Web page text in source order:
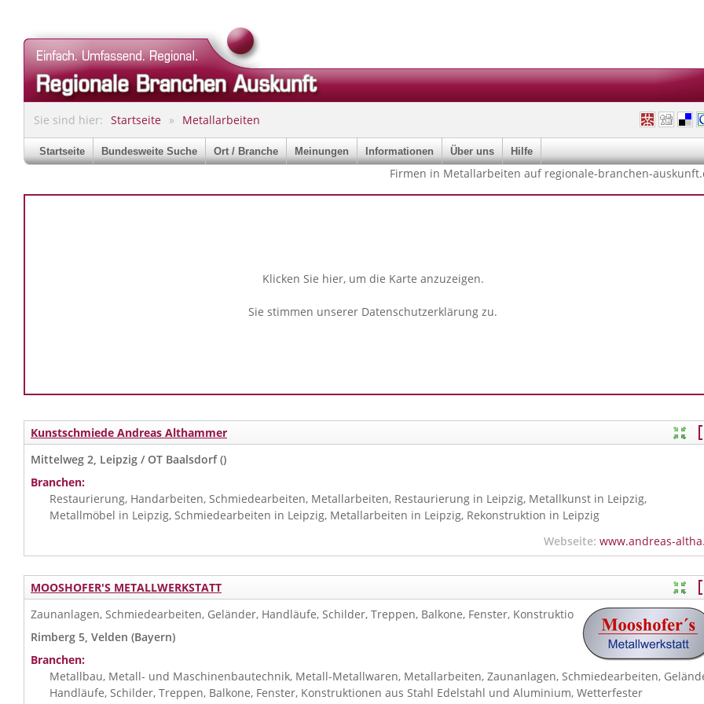
Sie sind hier: Startseite Metallarbeiten
Startseite Bundesweite Suche Ort / Branche Meinungen Informationen Über uns Hilfe
Firmen in Metallarbeiten auf regionale-branchen-
Klicken Sie hier, um die Karte anzuzeigen.
Sie stimmen unserer Datenschutzerklärung zu.
Kunstschmiede Andreas Althammer
Mittelweg 2, Leipzig / OT Baalsdorf ()
Branchen:
Restaurierung, Handarbeiten, Schmiedearbeiten, Metallarbeiten, Restaurierung in Leipzig, Metallkunst in Leipzig,
Metallmöbel in Leipzig, Schmiedearbeiten in Leipzig, Metallarbeiten in Leipzig, Rekonstruktion in Leipzig
Webseite: www.andreas-althammer.de
MOOSHOFER'S METALLWERKSTATT
Zaunanlagen, Schmiedearbeiten, Geländer, Handläufe, Schilder, Treppen, Balkone, Fenster, Konstruktio
Rimberg 5, Velden (Bayern)
Branchen:
Metallbau, Metall- und Maschinenbautechnik, Metall-Metallwaren, Metallarbeiten, Zaunanlagen, Schmiedearbeiten,
Handläufe, Schilder, Treppen, Balkone, Fenster, Konstruktionen aus Stahl Edelstahl und Aluminium, Wetterfester